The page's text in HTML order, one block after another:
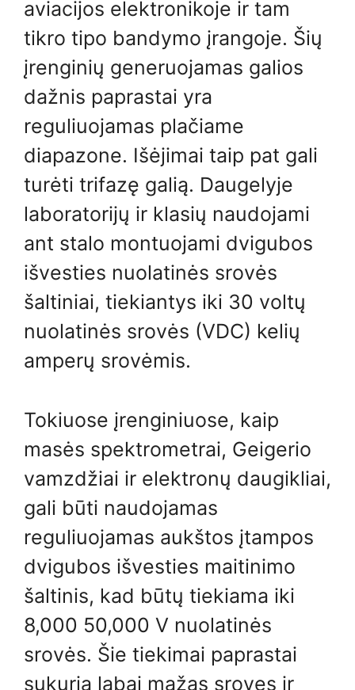
aviacijos elektronikoje ir tam
tikro tipo bandymo įrangoje. Šių
įrenginių generuojamas galios
dažnis paprastai yra
reguliuojamas plačiame
diapazone. Išėjimai taip pat gali
turėti trifazę galią. Daugelyje
laboratorijų ir klasių naudojami
ant stalo montuojami dvigubos
išvesties nuolatinės srovės
šaltiniai, tiekiantys iki 30 voltų
nuolatinės srovės (VDC) kelių
amperų srovėmis.
Tokiuose įrenginiuose, kaip
masės spektrometrai, Geigerio
vamzdžiai ir elektronų daugikliai,
gali būti naudojamas
reguliuojamas aukštos įtampos
dvigubos išvesties maitinimo
šaltinis, kad būtų tiekiama iki
8,000 50,000 V nuolatinės
srovės. Šie tiekimai paprastai
sukuria labai mažas sroves ir